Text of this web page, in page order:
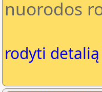
nuorodos
rodyti